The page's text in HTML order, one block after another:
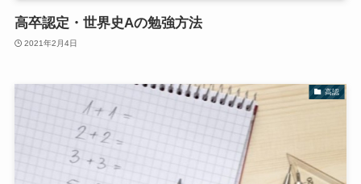
高卒認定・世界史Aの勉強方法
2021年2月4日
高認